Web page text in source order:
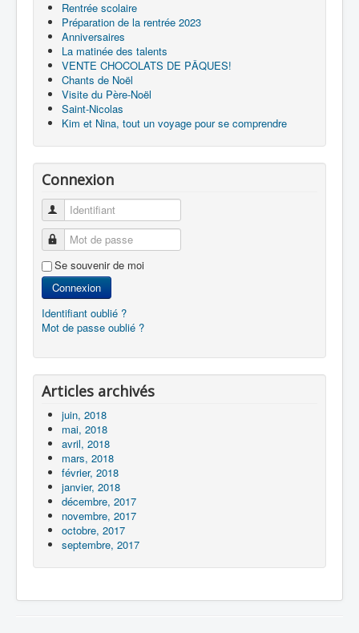
Rentrée scolaire
Préparation de la rentrée 2023
Anniversaires
La matinée des talents
VENTE CHOCOLATS DE PÂQUES!
Chants de Noël
Visite du Père-Noël
Saint-Nicolas
Kim et Nina, tout un voyage pour se comprendre
Connexion
Identifiant
Mot de passe
Se souvenir de moi
Connexion
Identifiant oublié ?
Mot de passe oublié ?
Articles archivés
juin, 2018
mai, 2018
avril, 2018
mars, 2018
février, 2018
janvier, 2018
décembre, 2017
novembre, 2017
octobre, 2017
septembre, 2017